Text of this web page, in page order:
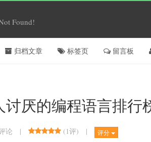
Found!
归档文章 标签页 留言板
讨厌的编程语言排行
论 | (1评) | 评分